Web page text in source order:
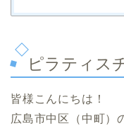
ピラティス
皆様こんにちは！
広島市中区（中町）